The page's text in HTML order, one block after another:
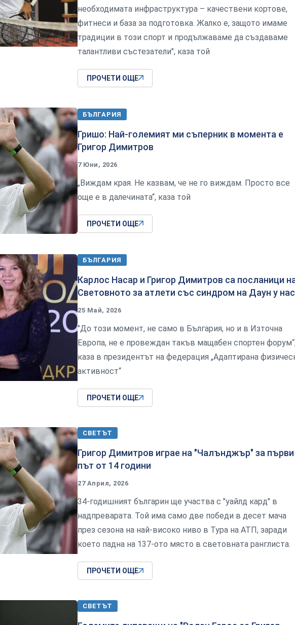
необходимата инфраструктура – качествени кортове,
фитнеси и база за подготовка. Жалко е, защото имаме
традиции в този спорт и продължаваме да създаваме
талантливи състезатели", каза той
ПРОЧЕТИ ОЩЕ
БЪЛГАРИЯ
Гришо: Най-големият ми съперник в момента е
Григор Димитров
7 Юни, 2026
„Виждам края. Не казвам, че не го виждам. Просто все
още е в далечината“, каза той
ПРОЧЕТИ ОЩЕ
БЪЛГАРИЯ
Карлос Насар и Григор Димитров са посланици
Световното за атлети със синдром на Даун у нас
25 Май, 2026
"До този момент, не само в България, но и в Източна
Европа, не е провеждан такъв мащабен спортен
каза в президентът на федерация „Адаптирана
активност“
ПРОЧЕТИ ОЩЕ
СВЕТЪТ
Григор Димитров играе на "Чалънджър" за първи
път от 14 години
27 Април, 2026
34-годишният българин ще участва с "уайлд кард" в
надпреварата. Той има само две победи в десет мача
през сезона на най-високо ниво в Тура на АТП, заради
което падна на 137-ото място в световната ранглиста.
ПРОЧЕТИ ОЩЕ
СВЕТЪТ